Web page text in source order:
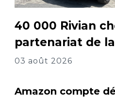
40 000 Rivian
partenariat de
03 août 2026
Amazon compte